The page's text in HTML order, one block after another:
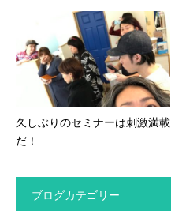
久しぶりのセミナーは刺激満載
だ！
ブログカテゴリー